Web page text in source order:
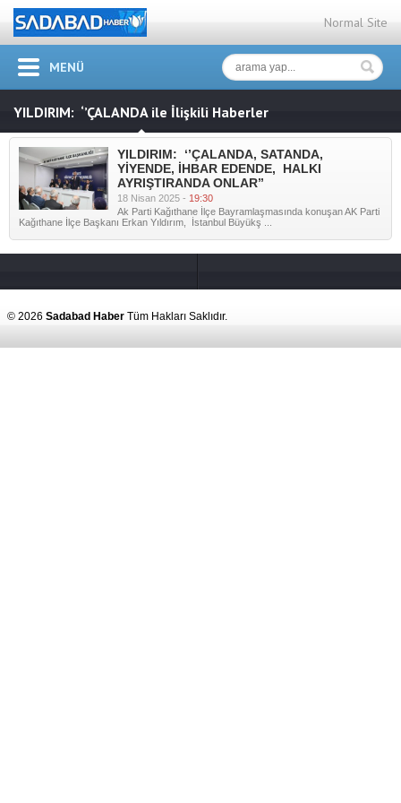
Normal Site
MENÜ
YILDIRIM: ‘’ÇALANDA ile İlişkili Haberler
YILDIRIM: ‘’ÇALANDA, SATANDA,
YİYENDE, İHBAR EDENDE, HALKI
AYRIŞTIRANDA ONLAR’’
18 Nisan 2025 - 19:30
Ak Parti Kağıthane İlçe Bayramlaşmasında konuşan AK Parti
Kağıthane İlçe Başkanı Erkan Yıldırım, İstanbul Büyükş ...
© 2026 Sadabad Haber Tüm Hakları Saklıdır.